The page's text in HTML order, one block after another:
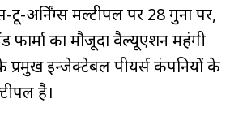
टू-अर्निंग्स मल्टीपल पर 28 गुना पर,
फार्मा का मौजूदा वैल्यूएशन महंगी
इन्जेक्टेबल पीयर्स कंपनियों के
है।